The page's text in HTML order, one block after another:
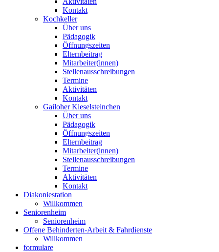
Kontakt
Kochkeller
Über uns
Pädagogik
Öffnungszeiten
Elternbeitrag
Mitarbeiter(innen)
Stellenausschreibungen
Termine
Aktivitäten
Kontakt
Gailoher Kieselsteinchen
Über uns
Pädagogik
Öffnungszeiten
Elternbeitrag
Mitarbeiter(innen)
Stellenausschreibungen
Termine
Aktivitäten
Kontakt
Diakoniestation
Willkommen
Seniorenheim
Seniorenheim
Offene Behinderten-Arbeit & Fahrdienste
Willkommen
formulare